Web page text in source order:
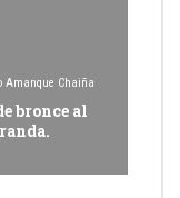
Amanque Chaiña
bronce al